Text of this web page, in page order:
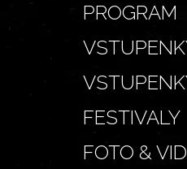
PROGRAM
FESTIVALY
FOTO &